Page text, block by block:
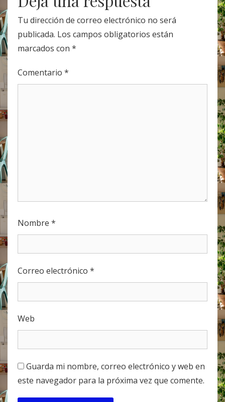
Tu dirección de correo electrónico no será
publicada. Los campos obligatorios están
marcados con *
Comentario *
Nombre *
Correo electrónico *
Web
Guarda mi nombre, correo electrónico y web en
este navegador para la próxima vez que comente.